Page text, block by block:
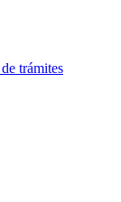
trámites